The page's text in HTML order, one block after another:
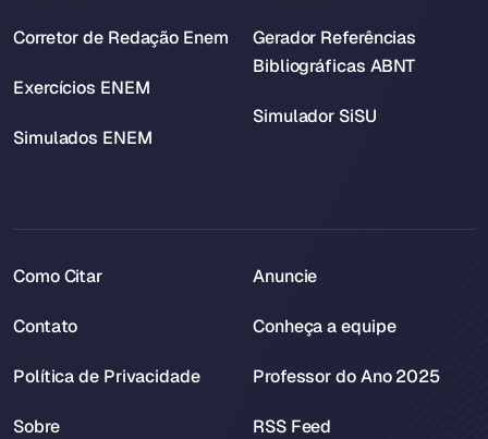
Corretor de Redação Enem
Exercícios ENEM
Simulados ENEM
Gerador Referências
Bibliográficas ABNT
Simulador SiSU
Como Citar
Contato
Política de Privacidade
Sobre
Anuncie
Conheça a equipe
Professor do Ano 2025
RSS Feed